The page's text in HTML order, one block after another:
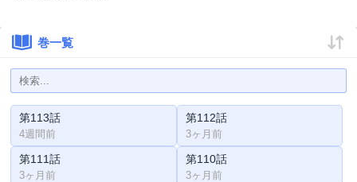
巻一覧
第113話
4週間前
第112話
3ヶ月前
第111話
3ヶ月前
第110話
3ヶ月前